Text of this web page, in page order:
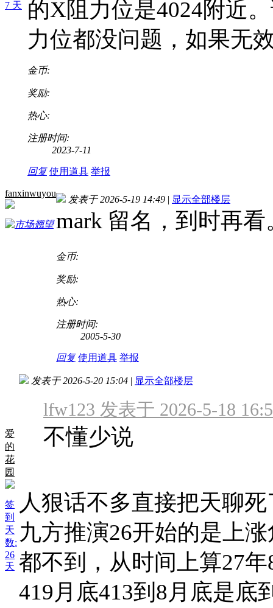
7 天
的X阻力位是4024附近
力位都没问题，如果无
金币:
奖励:
热心:
注册时间:
2023-7-11
回复 使用道具 举报
fanxinwuyou
发表于 2026-5-19 14:49 | 显示全部楼层
mark 留名，到时再看
金币:
奖励:
热心:
注册时间:
2005-5-30
回复 使用道具 举报
爱
的
花
园
签
到
天
数:
26
天
发表于 2026-5-20 15:04 | 显示全部楼层
lfw123 发表于 2026-5-18
不懂少说
人狠话不多直接把天聊
九方推演26开始的是上
都不到，从时间上算27
419月底413到8月底是底